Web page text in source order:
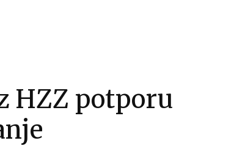
HZZ potporu